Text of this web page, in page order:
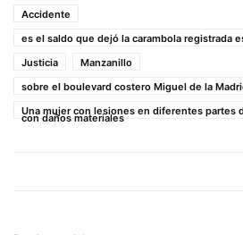
Accidente
es el saldo que dejó la carambola registrada
Justicia
Manzanillo
sobre el boulevard costero Miguel de la
Una mujer con lesiones en diferentes partes
con daños materiales